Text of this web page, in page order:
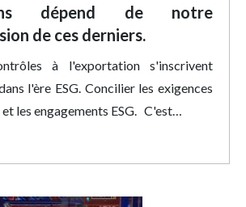
dépend de notre
de ces derniers.
à l'exportation s'inscrivent
l'ère ESG. Concilier les exigences
les engagements ESG. C'est…